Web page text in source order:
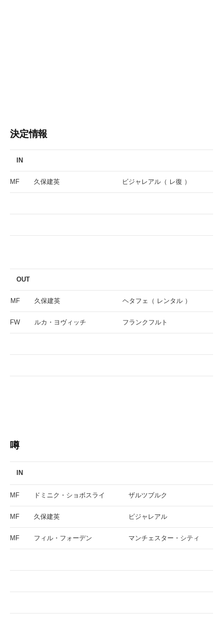
決定情報
IN
MF 久保建英 ビジャレアル（ レ復 ）
OUT
MF 久保建英 ヘタフェ（ レンタル ）
FW ルカ・ヨヴィッチ フランクフルト
噂
IN
MF ドミニク・ショボスライ ザルツブルク
MF 久保建英 ビジャレアル
MF フィル・フォーデン マンチェスター・シティ